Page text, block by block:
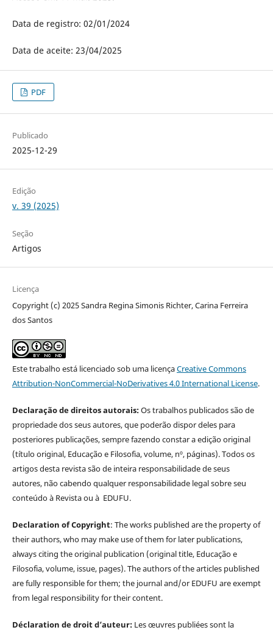
Data de registro: 02/01/2024
Data de aceite: 23/04/2025
PDF
Publicado
2025-12-29
Edição
v. 39 (2025)
Seção
Artigos
Licença
Copyright (c) 2025 Sandra Regina Simonis Richter, Carina Ferreira
dos Santos
Este trabalho está licenciado sob uma licençaCreative Commons
Attribution-NonCommercial-NoDerivatives 4.0 International License.
Declaração de direitos autorais:Os trabalhos publicados são de
propriedade dos seus autores, que poderão dispor deles para
posteriores publicações, sempre fazendo constar a edição original
(título original, Educação e Filosofia, volume, nº, páginas). Todos os
artigos desta revista são de inteira responsabilidade de seus
autores, não cabendo qualquer responsabilidade legal sobre seu
conteúdo à Revista ou à EDUFU.
Declaration of Copyright: The works published are the property of
their authors, who may make use of them for later publications,
always citing the original publication (original title, Educação e
Filosofia, volume, issue, pages). The authors of the articles published
are fully responsible for them; the journal and/or EDUFU are exempt
from legal responsibility for their content.
Déclaration de droit d’auteur: Les œuvres publiées sont la